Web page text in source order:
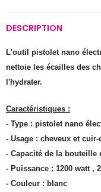
DESCRIPTION
L'outil pistolet nano
nettoie les écailles des
l'hydrater.
Caractéristiques :
- Type : pistolet nano
- Usage : cheveux et cuir-
- Capacité de la bouteille
- Puissance : 1200 watt ,
- Couleur : blanc